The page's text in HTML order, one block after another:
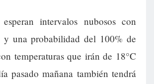
intervalos nubosos con
y una probabilidad del 100% de
temperaturas que irán de 18°C
pasado mañana también tendrá